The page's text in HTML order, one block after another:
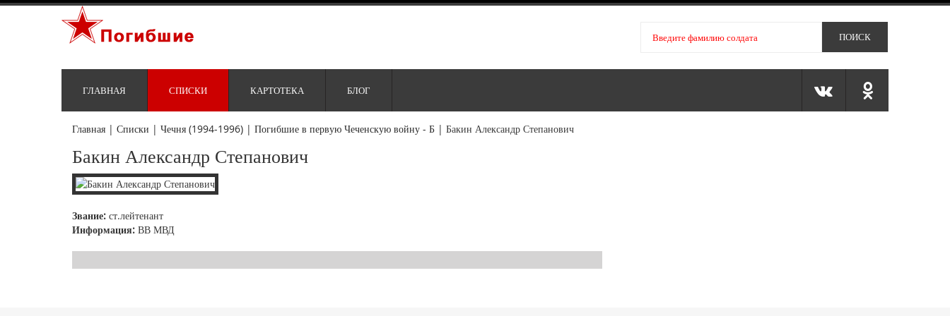
ГЛАВНАЯ СПИСКИ КАРТОТЕКА БЛОГ
Главная | Списки | Чечня (1994-1996) | Погибшие в первую Чеченскую войну - Б | Бакин Александр Степанович
Бакин Александр Степанович
Звание: ст.лейтенант
Информация: ВВ МВД